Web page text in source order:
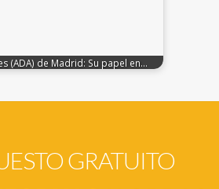
(ADA) de Madrid: Su papel en…
GRATUITO